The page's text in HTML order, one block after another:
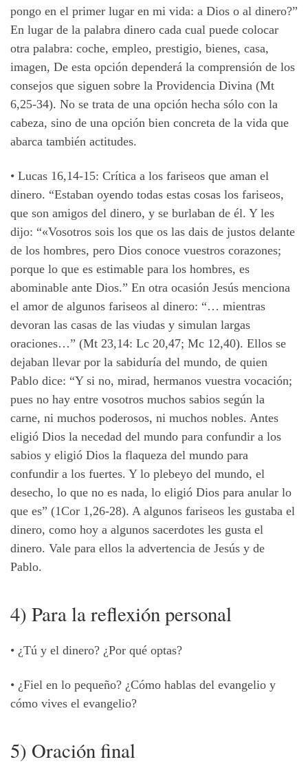
pongo en el primer lugar en mi vida: a Dios o al dinero?”
En lugar de la palabra dinero cada cual puede colocar
otra palabra: coche, empleo, prestigio, bienes, casa,
imagen, De esta opción dependerá la comprensión de los
consejos que siguen sobre la Providencia Divina (Mt
6,25-34). No se trata de una opción hecha sólo con la
cabeza, sino de una opción bien concreta de la vida que
abarca también actitudes.
• Lucas 16,14-15: Crítica a los fariseos que aman el
dinero. “Estaban oyendo todas estas cosas los fariseos,
que son amigos del dinero, y se burlaban de él. Y les
dijo: “«Vosotros sois los que os las dais de justos delante
de los hombres, pero Dios conoce vuestros corazones;
porque lo que es estimable para los hombres, es
abominable ante Dios.” En otra ocasión Jesús menciona
el amor de algunos fariseos al dinero: “… mientras
devoran las casas de las viudas y simulan largas
oraciones…” (Mt 23,14: Lc 20,47; Mc 12,40). Ellos se
dejaban llevar por la sabiduría del mundo, de quien
Pablo dice: “Y si no, mirad, hermanos vuestra vocación;
pues no hay entre vosotros muchos sabios según la
carne, ni muchos poderosos, ni muchos nobles. Antes
eligió Dios la necedad del mundo para confundir a los
sabios y eligió Dios la flaqueza del mundo para
confundir a los fuertes. Y lo plebeyo del mundo, el
desecho, lo que no es nada, lo eligió Dios para anular lo
que es” (1Cor 1,26-28). A algunos fariseos les gustaba el
dinero, como hoy a algunos sacerdotes les gusta el
dinero. Vale para ellos la advertencia de Jesús y de
Pablo.
4) Para la reflexión personal
• ¿Tú y el dinero? ¿Por qué optas?
• ¿Fiel en lo pequeño? ¿Cómo hablas del evangelio y
cómo vives el evangelio?
5) Oración final